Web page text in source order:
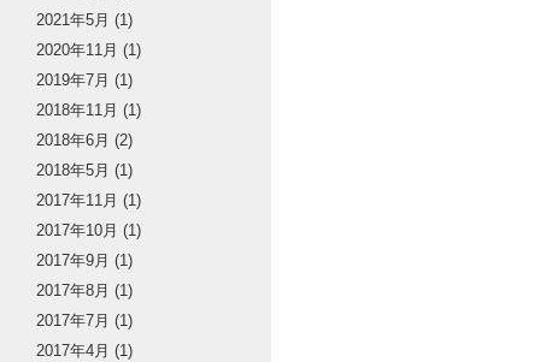
2021年5月 (1)
2020年11月 (1)
2019年7月 (1)
2018年11月 (1)
2018年6月 (2)
2018年5月 (1)
2017年11月 (1)
2017年10月 (1)
2017年9月 (1)
2017年8月 (1)
2017年7月 (1)
2017年4月 (1)